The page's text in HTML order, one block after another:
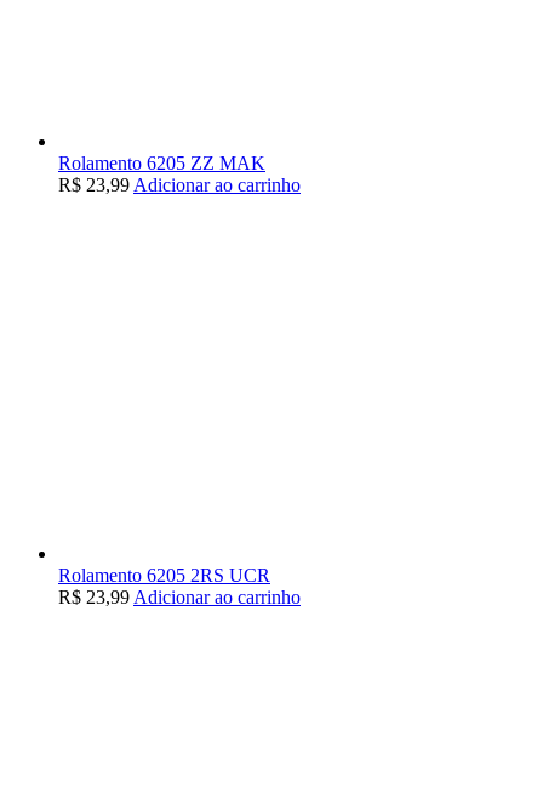
Rolamento 6205 ZZ MAK
R$ 23,99 Adicionar ao carrinho
Rolamento 6205 2RS UCR
R$ 23,99 Adicionar ao carrinho